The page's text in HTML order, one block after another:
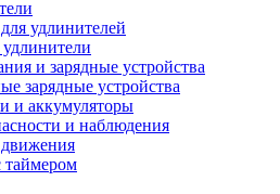
удлинителей
и зарядные устройства
зарядные устройства
и аккумуляторы
и наблюдения
таймером